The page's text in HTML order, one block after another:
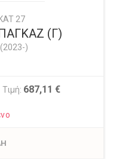
27
(Γ)
(2023-)
Τιμή: 687,11 €